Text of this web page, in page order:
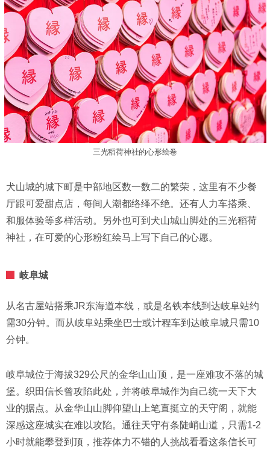
三光稻荷神社的心形绘卷
犬山城的城下町是中部地区数一数二的繁荣，这里有不少餐
厅跟可爱甜点店，每间人潮都络绎不绝。还有人力车搭乘、
和服体验等多样活动。另外也可到犬山城山脚处的三光稻荷
神社，在可爱的心形粉红绘马上写下自己的心愿。
岐阜城
从名古屋站搭乘JR东海道本线，或是名铁本线到达岐阜站约
需30分钟。而从岐阜站乘坐巴士或计程车到达岐阜城只需10
分钟。
岐阜城位于海拔329公尺的金华山山顶，是一座难攻不落的城
堡。织田信长曾攻陷此处，并将岐阜城作为自己统一天下大
业的据点。从金华山山脚仰望山上笔直挺立的天守阁，就能
深感这座城实在难以攻陷。通往天守有条陡峭山道，只需1-2
小时就能攀登到顶，推荐体力不错的人挑战看看这条信长可